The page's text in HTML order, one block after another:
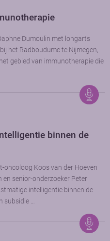
Dumoulin met longarts
het Radboudumc te Nijmegen,
gebied van immunotherapie die
binnen de
oncoloog Koos van der Hoeven
en senior-onderzoeker Peter
intelligentie binnen de
subsidie …